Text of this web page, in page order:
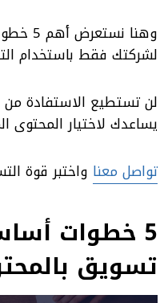
وهنا
لشركتك فقط باستخدام
لن تستطيع الاستفادة من
يساعدك لاختيار المحتوى
تواصل معنا واختبر قوة
5 خطوات
تسويق